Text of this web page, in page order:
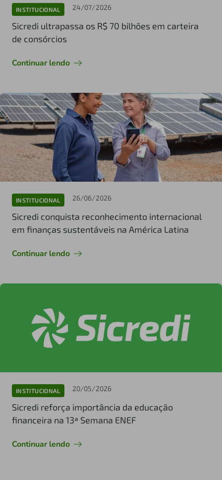
INSTITUCIONAL 24/07/2026
Sicredi ultrapassa os R$ 70 bilhões em carteira
de consórcios
Continuar lendo
INSTITUCIONAL 26/06/2026
Sicredi conquista reconhecimento internacional
em finanças sustentáveis na América Latina
Continuar lendo
INSTITUCIONAL 20/05/2026
Sicredi reforça importância da educação
financeira na 13ª Semana ENEF
Continuar lendo